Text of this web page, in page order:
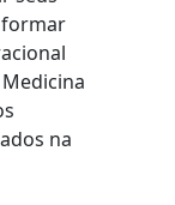
formar
na